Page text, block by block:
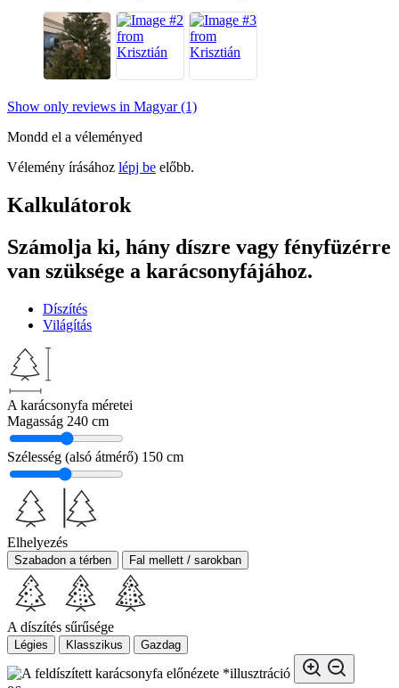
Show only reviews in Magyar (1)
Mondd el a véleményed
Vélemény írásához lépj be előbb.
Kalkulátorok
Számolja ki, hány díszre vagy fényfüzérre
van szüksége a karácsonyfájához.
Díszítés
Világítás
A karácsonyfa méretei
Magasság 240 cm
Szélesség (alsó átmérő) 150 cm
Elhelyezés
Szabadon a térben Fal mellett / sarokban
A díszítés sűrűsége
Légies Klasszikus Gazdag
*illusztráció